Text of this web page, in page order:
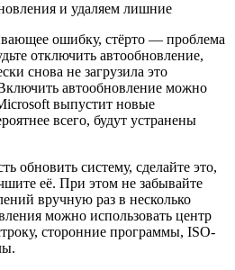
и удаляем лишние
ошибку, стёрто — проблема
отключить автообновление,
снова не загрузила это
автообновление можно
выпустит новые
всего, будут устранены
обновить систему, сделайте это,
её. При этом не забывайте
вручную раз в несколько
можно использовать центр
сторонние программы, ISO-